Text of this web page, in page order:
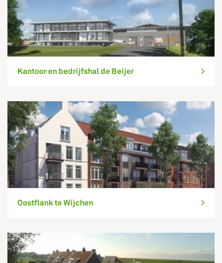
Kantoor en bedrijfshal de Beijer
Oostflank te Wijchen